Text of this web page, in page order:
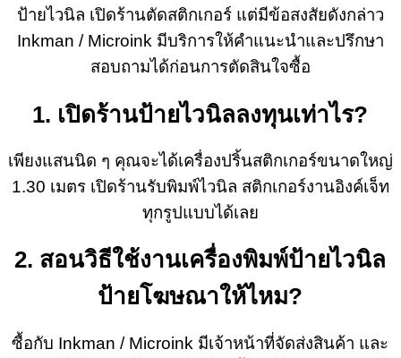
ป้ายไวนิล เปิดร้านตัดสติกเกอร์ แต่มีข้อสงสัยดังกล่าว
Inkman / Microink มีบริการให้คำแนะนำและปรึกษา
สอบถามได้ก่อนการตัดสินใจซื้อ
1. เปิดร้านป้ายไวนิลลงทุนเท่าไร?
เพียงแสนนิด ๆ คุณจะได้เครื่องปริ้นสติกเกอร์ขนาดใหญ่
1.30 เมตร เปิดร้านรับพิมพ์ไวนิล สติกเกอร์งานอิงค์เจ็ท
ทุกรูปแบบได้เลย
2. สอนวิธีใช้งานเครื่องพิมพ์ป้ายไวนิล
ป้ายโฆษณาให้ไหม?
ซื้อกับ Inkman / Microink มีเจ้าหน้าที่จัดส่งสินค้า และ